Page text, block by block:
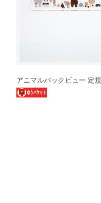
アニマルバックビュー 定規